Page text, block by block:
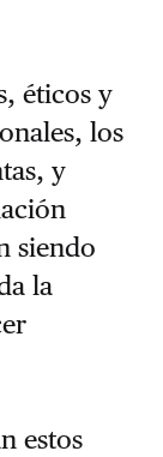
éticos y
los
y
siendo
la
estos